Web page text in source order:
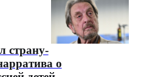
страну-
о